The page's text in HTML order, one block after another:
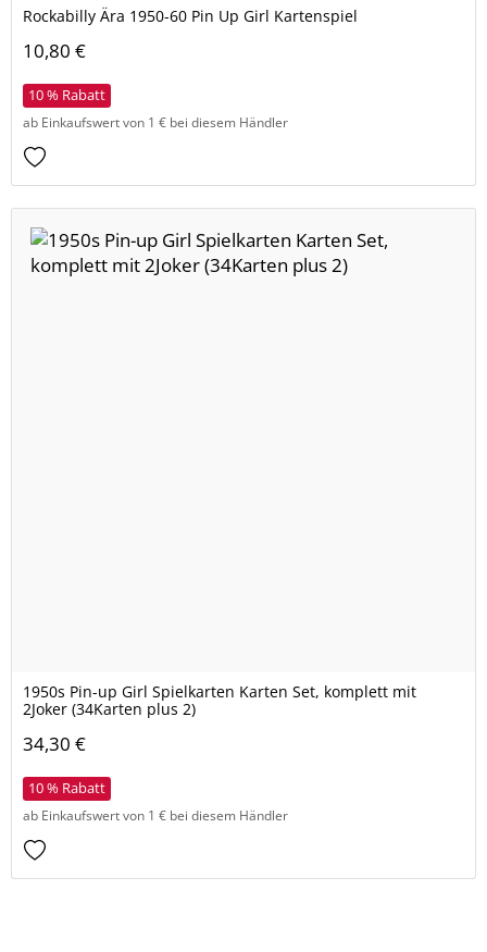
Rockabilly Ära 1950-60 Pin Up Girl Kartenspiel
10,80 €
10 % Rabatt
ab Einkaufswert von 1 € bei diesem Händler
1950s Pin-up Girl Spielkarten Karten Set, komplett mit
2Joker (34Karten plus 2)
34,30 €
10 % Rabatt
ab Einkaufswert von 1 € bei diesem Händler